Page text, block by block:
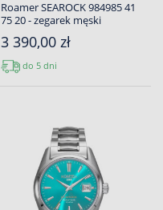
Roamer SEAROCK 984985 41
75 20 - zegarek męski
3 390,00 zł
do 5 dni